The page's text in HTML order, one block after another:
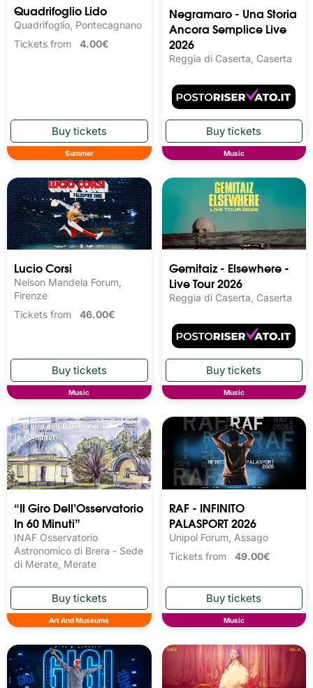
Quadrifoglio Lido
Quadrifoglio, Pontecagnano
Tickets from 4.00€
Summer
Negramaro - Una Storia
Ancora Semplice Live
2026
Reggia di Caserta, Caserta
Music
Lucio Corsi
Nelson Mandela Forum,
Firenze
Tickets from 46.00€
Music
Gemitaiz - Elsewhere -
Live Tour 2026
Reggia di Caserta, Caserta
Music
“Il Giro Dell’Osservatorio
In 60 Minuti”
INAF Osservatorio
Astronomico di Brera - Sede
di Merate, Merate
Art And Museums
RAF - INFINITO
PALASPORT 2026
Unipol Forum, Assago
Tickets from 49.00€
Music